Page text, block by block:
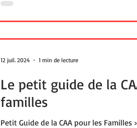
Le petit guide de la
familles
Petit Guide de la CAA pour les
12 juil. 2024 1 min de lecture